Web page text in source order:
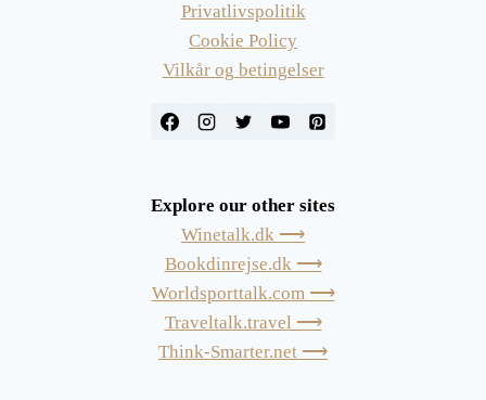
Privatlivspolitik
Cookie Policy
Vilkår og betingelser
Explore our other sites
Winetalk.dk ⟶
Bookdinrejse.dk ⟶
Worldsporttalk.com ⟶
Traveltalk.travel ⟶
Think-Smarter.net ⟶